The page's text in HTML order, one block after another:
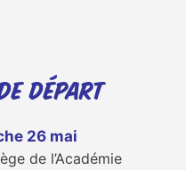
départ
26 mai
de l’Académie